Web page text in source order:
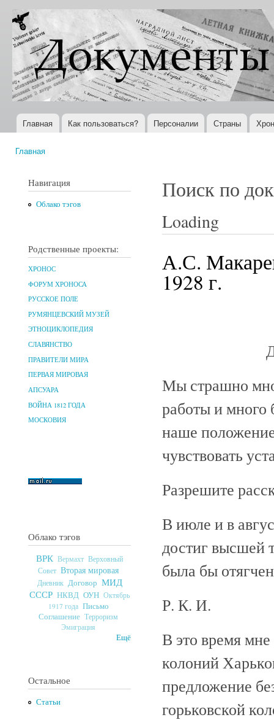
Документы
XX века
Всемирная
история в
Интернете
Главное меню
Главная Как пользоваться? Персоналии Страны
Главная
Навигация
Облако тэгов
Родственные проекты:
ХРОНОС
ФОРУМ ХРОНОСА
РУССКОЕ ПОЛЕ
РУМЯНЦЕВСКИЙ МУЗЕЙ
ЭТНОЦИКЛОПЕДИЯ
СЛАВЯНСТВО
ПРАВИТЕЛИ МИРА
ПЕРВАЯ МИРОВАЯ
АПСУАРА
ВОЙНА 1812 ГОДА
МОСКОВИЯ
Облако тэгов
ВРК Вермахт Верховный
Совет Вторая мировая
Дневник Договор МИД
СССР НКВД ОУН Октябрь
1917 года Письмо
Соглашение Терроризм
Эмиграция
Ещё
Остальное
Статьи
Поиск по
Loading
А.С.
1928 г.
Мы страшно
работы и много
наше
чувствовать
Разрешите
В июле и в
достиг высшей
была бы
Р. К. И.
В это время
колоний
предложение
горьковской